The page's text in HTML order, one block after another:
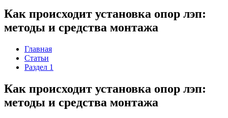
Как происходит установка опор лэп:
методы и средства монтажа
Главная
Статьи
Раздел 1
Как происходит установка опор лэп:
методы и средства монтажа